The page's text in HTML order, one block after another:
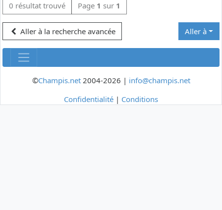
0 résultat trouvé Page 1 sur 1
Aller à la recherche avancée Aller à
©Champis.net2004-2026 | info@champis.net
Confidentialité | Conditions